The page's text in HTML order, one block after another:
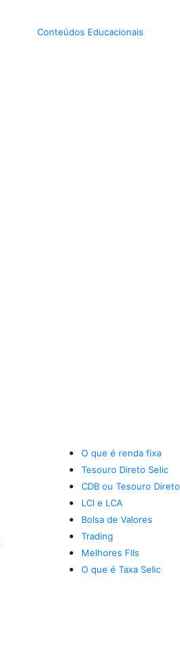
Conteúdos Educacionais
O que é renda fixa
Tesouro Direto Selic
CDB ou Tesouro Direto
LCI e LCA
Bolsa de Valores
Trading
Melhores FIIs
O que é Taxa Selic